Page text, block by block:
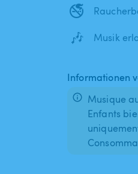
🚭
🎶 Musik
Informationen
Musique
Enfants